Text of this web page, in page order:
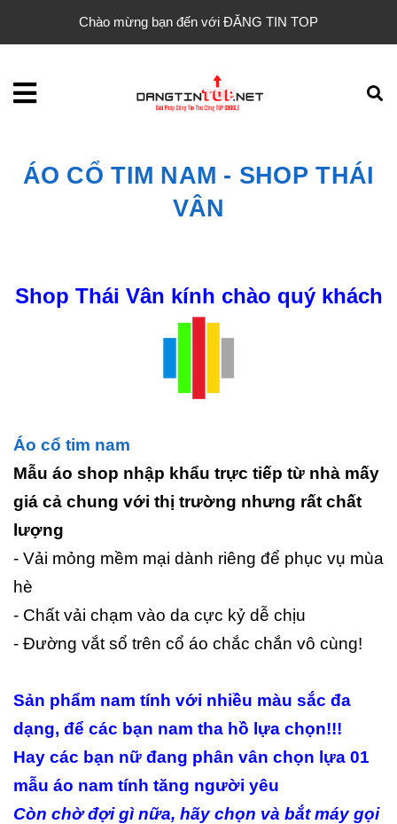
Chào mừng bạn đến với ĐĂNG TIN TOP
ÁO CỔ TIM NAM - SHOP THÁI
VÂN
Shop Thái Vân kính chào quý khách
Áo cổ tim nam
Mẫu áo shop nhập khẩu trực tiếp từ nhà mấy
giá cả chung với thị trường nhưng rất chất
lượng
- Vải mỏng mềm mại dành riêng để phục vụ mùa
hè
- Chất vải chạm vào da cực kỷ dễ chịu
- Đường vắt sổ trên cổ áo chắc chắn vô cùng!
Sản phẩm nam tính với nhiều màu sắc đa
dạng, để các bạn nam tha hồ lựa chọn!!!
Hay các bạn nữ đang phân vân chọn lựa 01
mẫu áo nam tính tăng người yêu
Còn chờ đợi gì nữa, hãy chọn và bắt máy gọi